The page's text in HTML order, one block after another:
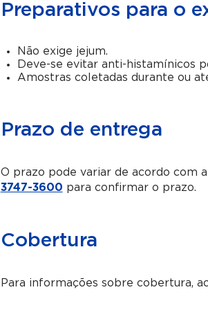
Preparativos para o
Não exige jejum.
Deve-se evitar anti-histamínicos
Amostras coletadas durante ou
Prazo de entrega
O prazo pode variar de acordo com
3747-3600 para confirmar o prazo.
Cobertura
Para informações sobre cobertura,